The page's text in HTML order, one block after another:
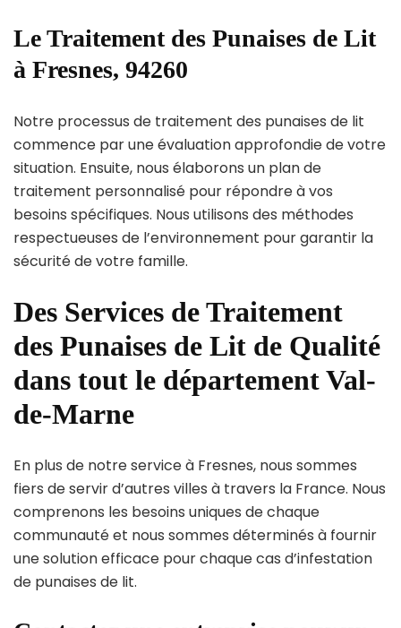
Le Traitement des Punaises de Lit
à Fresnes, 94260
Notre processus de traitement des punaises de lit
commence par une évaluation approfondie de votre
situation. Ensuite, nous élaborons un plan de
traitement personnalisé pour répondre à vos
besoins spécifiques. Nous utilisons des méthodes
respectueuses de l’environnement pour garantir la
sécurité de votre famille.
Des Services de Traitement
des Punaises de Lit de Qualité
dans tout le département Val-
de-Marne
En plus de notre service à Fresnes, nous sommes
fiers de servir d’autres villes à travers la France. Nous
comprenons les besoins uniques de chaque
communauté et nous sommes déterminés à fournir
une solution efficace pour chaque cas d’infestation
de punaises de lit.